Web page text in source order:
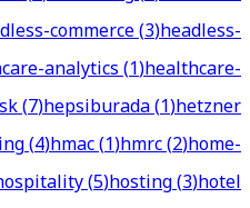
commerce(3)headless-
analytics(1)healthcare-
(7)hepsiburada(1)hetzner
(4)hmac(1)hmrc(2)home-
(5)hosting(3)hotel